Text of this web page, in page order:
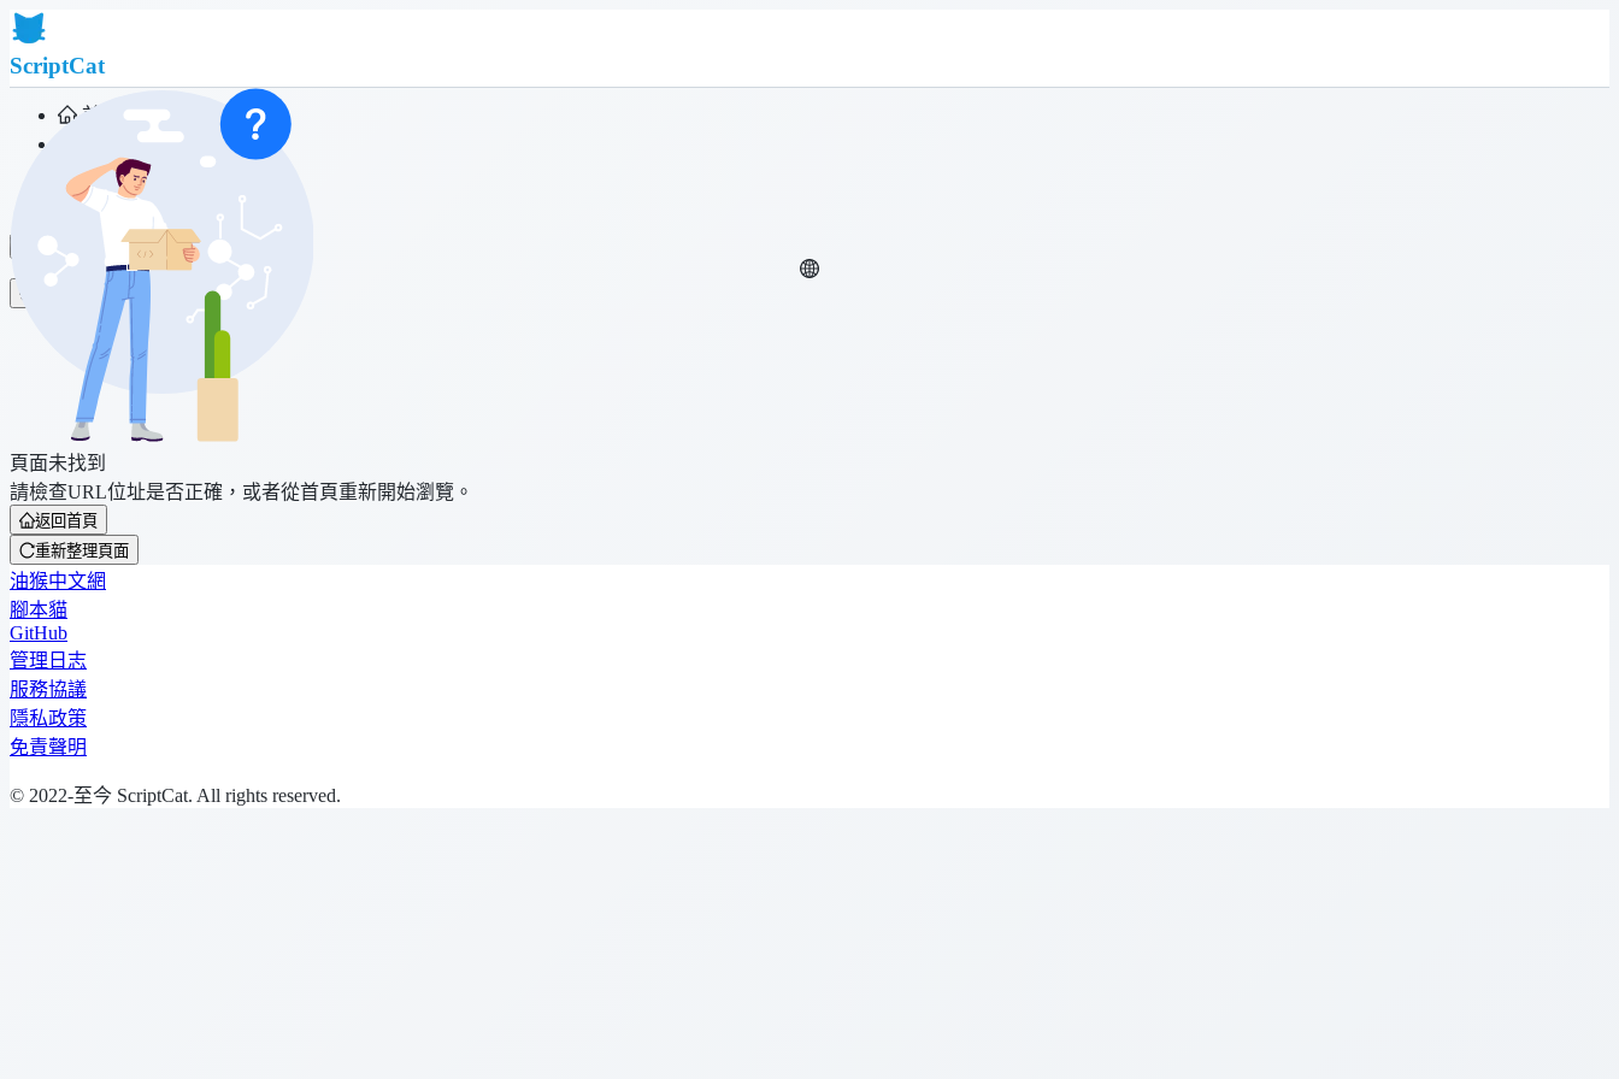
ScriptCat
首頁
腳本列表
瀏覽器擴充功能
頁面未找到
請檢查URL位址是否正確，或者從首頁重新開始瀏覽。
返回首頁
重新整理頁面
油猴中文網
腳本貓
GitHub
管理日志
服務協議
隱私政策
免責聲明
© 2022-至今 ScriptCat. All rights reserved.